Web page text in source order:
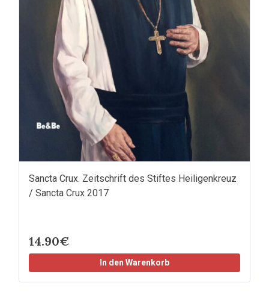
Sancta Crux. Zeitschrift des Stiftes Heiligenkreuz
/ Sancta Crux 2017
14.90€
In den Warenkorb